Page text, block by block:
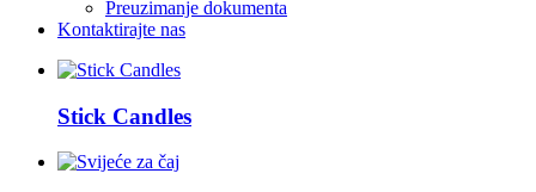
Preuzimanje dokumenta
Kontaktirajte nas
Stick Candles